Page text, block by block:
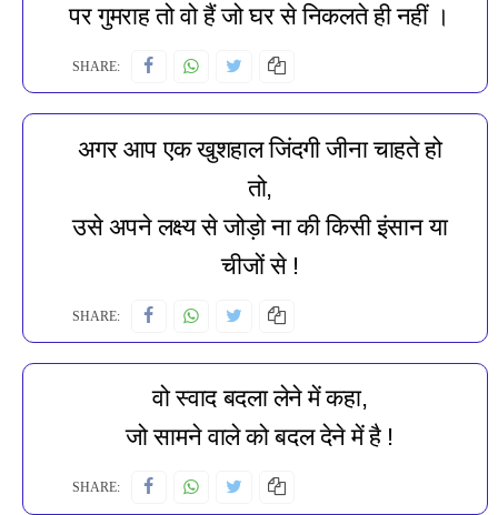
पर गुमराह तो वो हैं जो घर से निकलते ही नहीं ।
SHARE:
अगर आप एक खुशहाल जिंदगी जीना चाहते हो
तो,
उसे अपने लक्ष्य से जोड़ो ना की किसी इंसान या
चीजों से !
SHARE:
वो स्वाद बदला लेने में कहा,
जो सामने वाले को बदल देने में है !
SHARE: